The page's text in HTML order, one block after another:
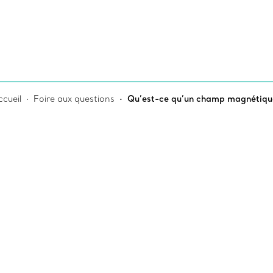
Foire aux questions Qu’est-ce qu’un champ